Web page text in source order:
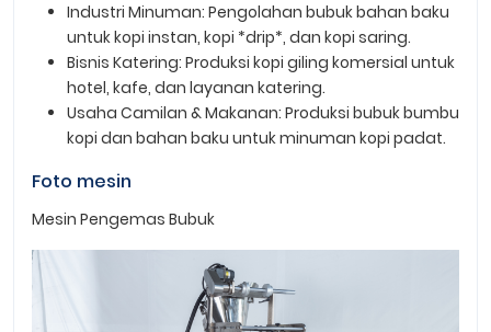
Industri Minuman: Pengolahan bubuk bahan baku
untuk kopi instan, kopi *drip*, dan kopi saring.
Bisnis Katering: Produksi kopi giling komersial untuk
hotel, kafe, dan layanan katering.
Usaha Camilan & Makanan: Produksi bubuk bumbu
kopi dan bahan baku untuk minuman kopi padat.
Foto mesin
Mesin Pengemas Bubuk